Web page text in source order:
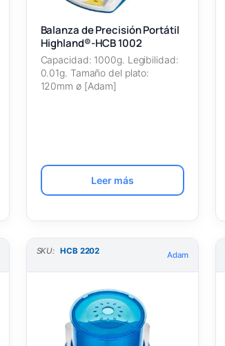
Balanza de Precisión Portátil
Highland®-HCB 1002
Capacidad: 1000g. Legibilidad:
0.01g. Tamaño del plato:
120mm ø [Adam]
Leer más
SKU: HCB 2202 Adam